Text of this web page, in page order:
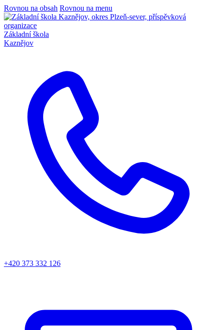
Rovnou na obsah Rovnou na menu
Základní škola
Kaznějov
+420 373 332 126